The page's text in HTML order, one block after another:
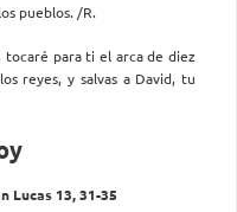
pueblos. /R.
para ti el arca de diez
reyes, y salvas a David, tu
Lucas 13, 31-35